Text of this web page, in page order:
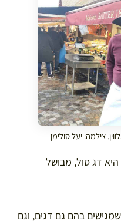
צילמה: יעל סולימן
דג סול, מבושל
בהם גם דגים, וגם